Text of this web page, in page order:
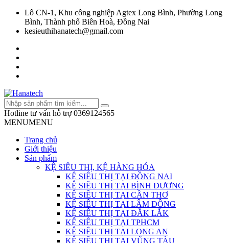
Lô CN-1, Khu công nghiệp Agtex Long Bình, Phường Long
Bình, Thành phố Biên Hoà, Đồng Nai
kesieuthihanatech@gmail.com
Hotline tư vấn hỗ trợ 0369124565
MENUMENU
Trang chủ
Giới thiệu
Sản phẩm
KỆ SIÊU THỊ, KỆ HÀNG HÓA
KỆ SIÊU THỊ TẠI ĐỒNG NAI
KỆ SIÊU THỊ TẠI BÌNH DƯƠNG
KỆ SIÊU THỊ TẠI CẦN THƠ
KỆ SIÊU THỊ TẠI LÂM ĐỒNG
KỆ SIÊU THỊ TẠI ĐẮK LẮK
KỆ SIÊU THỊ TẠI TPHCM
KỆ SIÊU THỊ TẠI LONG AN
KỆ SIÊU THỊ TẠI VŨNG TÀU